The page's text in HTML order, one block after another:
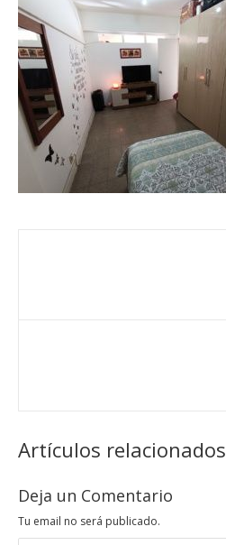
Artículos relacionados
Deja un Comentario
Tu email no será publicado.